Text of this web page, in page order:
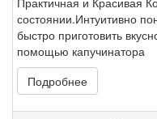
состоянии.Интуитивно
быстро приготовить
помощью капучинатора
Подробнее